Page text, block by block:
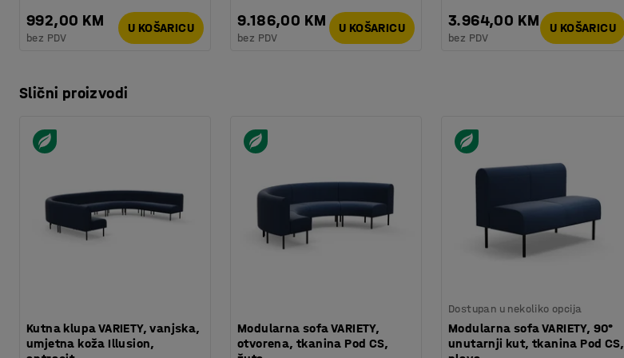
992,00 KM
bez PDV
U KOŠARICU 9.186,00 KM
bez PDV
U KOŠARICU 3.964,00 KM
bez PDV
U KOŠARICU
Slični proizvodi
Kutna klupa VARIETY, vanjska,
umjetna koža Illusion,
Modularna sofa VARIETY,
otvorena, tkanina Pod CS,
Dostupan u nekoliko opcija
Modularna sofa VARIETY, 90°
unutarnji kut, tkanina Pod CS,